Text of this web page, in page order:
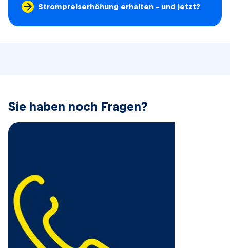
Strompreiserhöhung erhalten - und jetzt?
​Sie haben noch Fragen?